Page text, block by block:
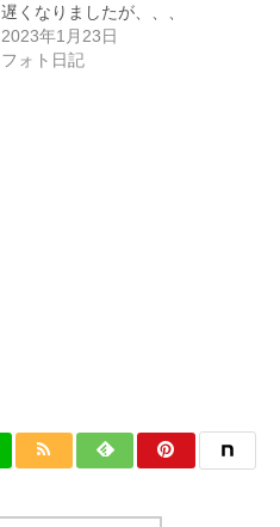
遅くなりましたが、、、
2023年1月23日
フォト日記